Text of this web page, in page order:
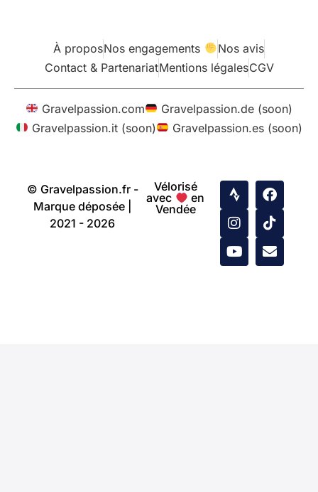
À proposNos engagements
Nos avis
Contact & PartenariatMentions légalesCGV
Gravelpassion.com
Gravelpassion.de (soon)
Gravelpassion.it (soon)
Gravelpassion.es (soon)
© Gravelpassion.fr -
Marque déposée |
2021 - 2026
Vélorisé
avec
en
Vendée